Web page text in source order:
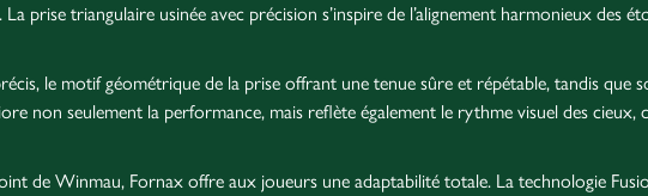
prise triangulaire usinée avec précision s’inspire de l’alignement harmonieux des
le motif géométrique de la prise offrant une tenue sûre et répétable, tandis que
non seulement la performance, mais reflète également le rythme visuel des cieux,
de Winmau, Fornax offre aux joueurs une adaptabilité totale. La technologie